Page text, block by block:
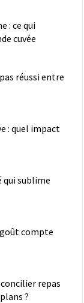
: ce qui
cuvée
réussi entre
: quel impact
qui sublime
goût compte
repas
?